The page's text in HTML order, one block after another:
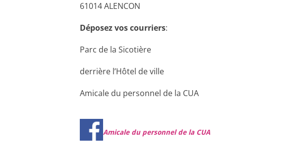
61014 ALENCON
Déposez vos courriers:
Parc de la Sicotière
derrière l’Hôtel de ville
Amicale du personnel de la CUA
Amicale du personnel de la CUA